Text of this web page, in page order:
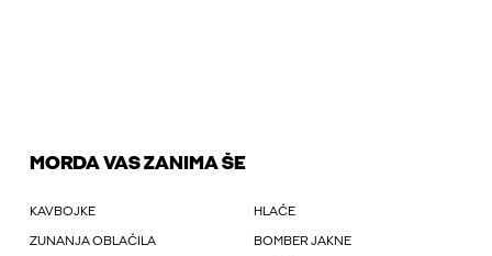
MORDA VAS ZANIMA ŠE
KAVBOJKE HLAČE
ZUNANJA OBLAČILA BOMBER JAKNE